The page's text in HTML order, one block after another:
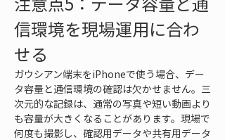
信環境を現場運用に合わ
せる
ガウシアン端末をiPhoneで使う場合、デー
タ容量と通信環境の確認は欠かせません。三
次元的な記録は、通常の写真や短い動画より
も容量が大きくなることがあります。現場で
何度も撮影し、確認用データや共有用データ